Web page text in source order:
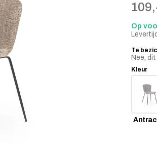
Op
Te
Nee,
Kleur